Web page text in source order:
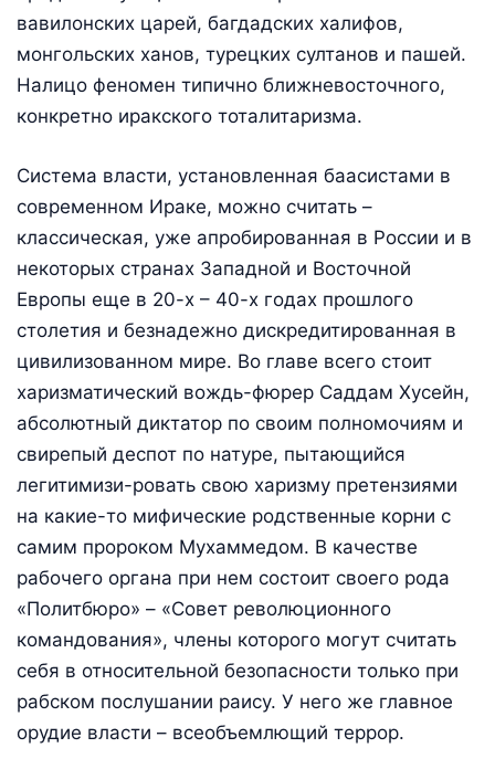
вавилонских царей, багдадских халифов,
монгольских ханов, турецких султанов и пашей.
Налицо феномен типично ближневосточного,
конкретно иракского тоталитаризма.
Система власти, установленная баасистами в
современном Ираке, можно считать –
классическая, уже апробированная в России и в
некоторых странах Западной и Восточной
Европы еще в 20-х – 40-х годах прошлого
столетия и безнадежно дискредитированная в
цивилизованном мире. Во главе всего стоит
харизматический вождь-фюрер Саддам Хусейн,
абсолютный диктатор по своим полномочиям и
свирепый деспот по натуре, пытающийся
легитимизи-ровать свою харизму претензиями
на какие-то мифические родственные корни с
самим пророком Мухаммедом. В качестве
рабочего органа при нем состоит своего рода
«Политбюро» – «Совет революционного
командования», члены которого могут считать
себя в относительной безопасности только при
рабском послушании раису. У него же главное
орудие власти – всеобъемлющий террор.